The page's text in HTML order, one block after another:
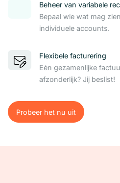
Beheer van variabele
Bepaal wie wat mag
individuele accounts.
Flexibele facturering
Eén gezamenlijke
afzonderlijk? Jij beslist!
Probeer het nu uit
Probeer het nu uit